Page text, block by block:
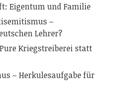
Eigentum und Familie
–
Lehrer?
Kriegstreiberei statt
– Herkulesaufgabe für